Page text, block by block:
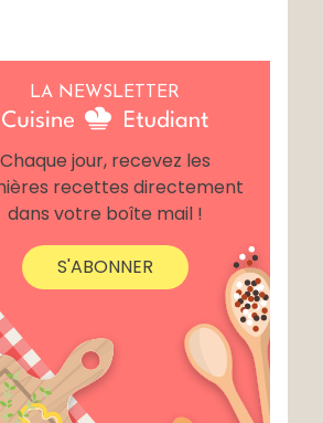
LA NEWSLETTER
Chaque jour, recevez les
recettes directement
dans votre boîte mail !
S'ABONNER